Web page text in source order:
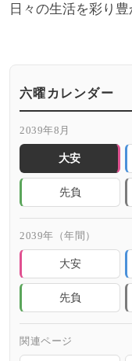
日々の生活を彩り
六曜カレンダー
2039年8月
大安
先負
2039年（年間）
大安
先負
関連ページ